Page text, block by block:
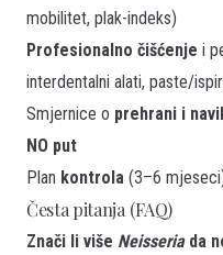
mobilitet, plak-indeks)
Profesionalno čišćenje i
interdentalni alati, paste/
Smjernice o prehrani i
NO put
Plan kontrola (3–6
Česta pitanja (FAQ)
Znači li više Neisseriada